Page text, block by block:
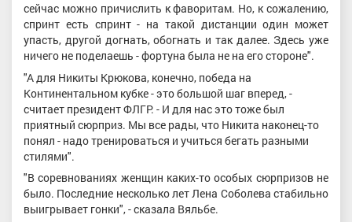
сейчас можно причислить к фаворитам. Но, к сожалению,
спринт есть спринт - на такой дистанции один может
упасть, другой догнать, обогнать и так далее. Здесь уже
ничего не поделаешь - фортуна была не на его стороне".
"А для Никиты Крюкова, конечно, победа на
Континентальном кубке - это большой шаг вперед, -
считает президент ФЛГР. - И для нас это тоже был
приятный сюрприз. Мы все рады, что Никита наконец-то
понял - надо тренироваться и учиться бегать разными
стилями".
"В соревнованиях женщин каких-то особых сюрпризов не
было. Последние несколько лет Лена Соболева стабильно
выигрывает гонки", - сказала Вяльбе.